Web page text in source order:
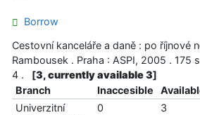
Borrow
Cestovní kanceláře a daně : po říjnové
Rambousek . Praha : ASPI, 2005 . 175
4 .
[3, currently available 3]
Branch
Inaccesible
Univerzitní
0 3